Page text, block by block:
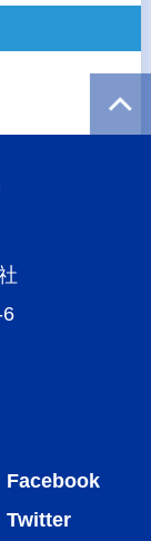
Facebook
Twitter